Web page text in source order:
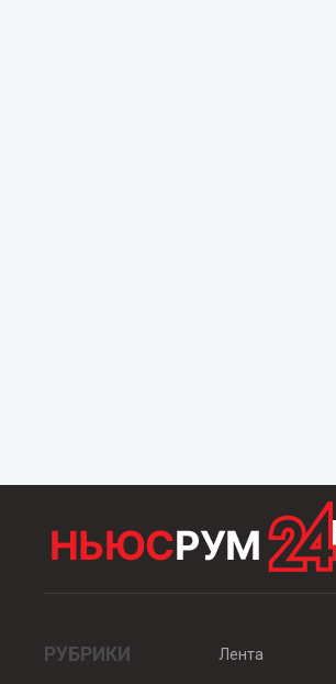
РУБРИКИ
Лента